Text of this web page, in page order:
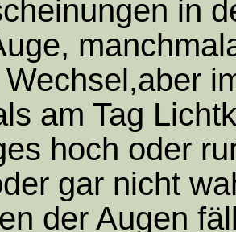
in
am Tag
hoch oder
gar nicht
der Augen